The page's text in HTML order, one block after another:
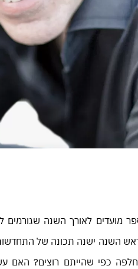
מועדים לאורך השנה שגורמים
השנה ישנה תכונה של
כפי שהייתם רוצים? האם